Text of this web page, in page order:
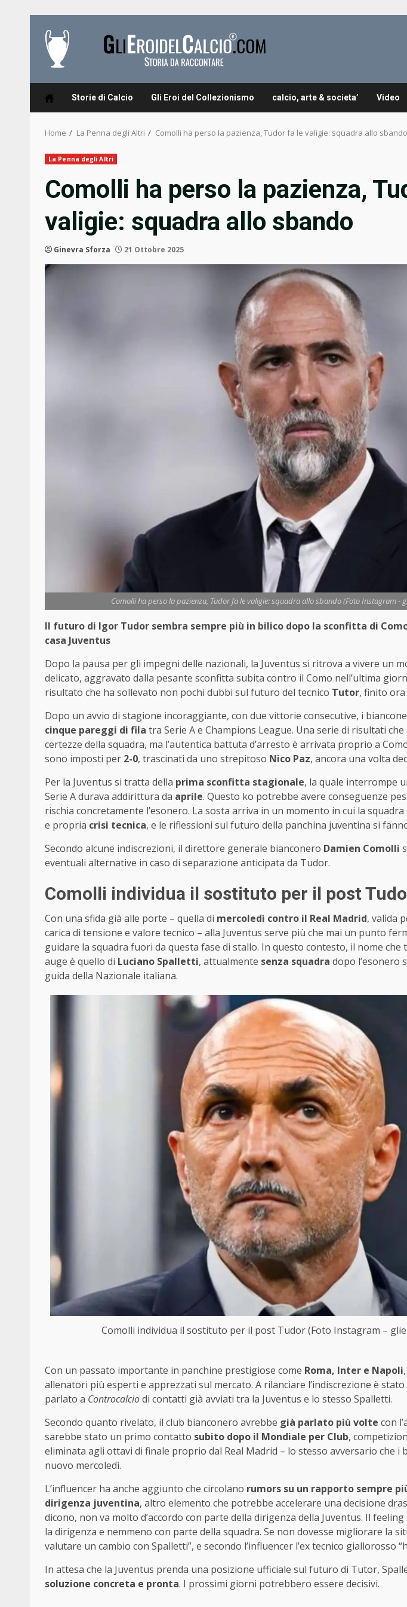
content
Storie di Calcio Gli Eroi del Collezionismo calcio, arte & societa’ Video
Home La Penna degli Altri Comolli ha perso la pazienza, Tudor fa le valigie: squadra allo sbando
La Penna degli Altri
Comolli ha perso la pazienza,
valigie: squadra allo sbando
Ginevra Sforza 21 Ottobre 2025
Comolli ha perso la pazienza, Tudor fa le valigie: squadra allo sbando (Foto Instagram -
Il futuro di Igor Tudor sembra sempre più in bilico dopo la sconfitta di
casa Juventus
Dopo la pausa per gli impegni delle nazionali, la Juventus si ritrova a vivere un
delicato, aggravato dalla pesante sconfitta subita contro il Como nell’ultima
risultato che ha sollevato non pochi dubbi sul futuro del tecnico Tutor, finito
Dopo un avvio di stagione incoraggiante, con due vittorie consecutive, i
cinque pareggi di fila tra Serie A e Champions League. Una serie di risultati
certezze della squadra, ma l’autentica battuta d’arresto è arrivata proprio a
sono imposti per 2-0, trascinati da uno strepitoso Nico Paz, ancora una volta
Per la Juventus si tratta della prima sconfitta stagionale, la quale interrompe
Serie A durava addirittura da aprile. Questo ko potrebbe avere conseguenze
rischia concretamente l’esonero. La sosta arriva in un momento in cui la
e propria crisi tecnica, e le riflessioni sul futuro della panchina juventina si
Secondo alcune indiscrezioni, il direttore generale bianconero Damien Comolli
eventuali alternative in caso di separazione anticipata da Tudor.
Comolli individua il sostituto per il post
Con una sfida già alle porte – quella di mercoledì contro il Real Madrid, valida
carica di tensione e valore tecnico – alla Juventus serve più che mai un punto
guidare la squadra fuori da questa fase di stallo. In questo contesto, il nome
auge è quello di Luciano Spalletti, attualmente senza squadra dopo l’esonero
guida della Nazionale italiana.
Comolli individua il sostituto per il post Tudor (Foto Instagram –
Con un passato importante in panchine prestigiose come Roma, Inter e Napoli
allenatori più esperti e apprezzati sul mercato. A rilanciare l’indiscrezione è stato
parlato a Controcalciodi contatti già avviati tra la Juventus e lo stesso Spalletti.
Secondo quanto rivelato, il club bianconero avrebbe già parlato più volte con
sarebbe stato un primo contatto subito dopo il Mondiale per Club,
eliminata agli ottavi di finale proprio dal Real Madrid – lo stesso avversario che
nuovo mercoledì.
L’influencer ha anche aggiunto che circolano rumors su un rapporto sempre
dirigenza juventina, altro elemento che potrebbe accelerare una decisione
dicono, non va molto d’accordo con parte della dirigenza della Juventus. Il feeling
la dirigenza e nemmeno con parte della squadra. Se non dovesse migliorare la
valutare un cambio con Spalletti”, e secondo l’influencer l’ex tecnico giallorosso
In attesa che la Juventus prenda una posizione ufficiale sul futuro di Tutor,
soluzione concreta e pronta. I prossimi giorni potrebbero essere decisivi.